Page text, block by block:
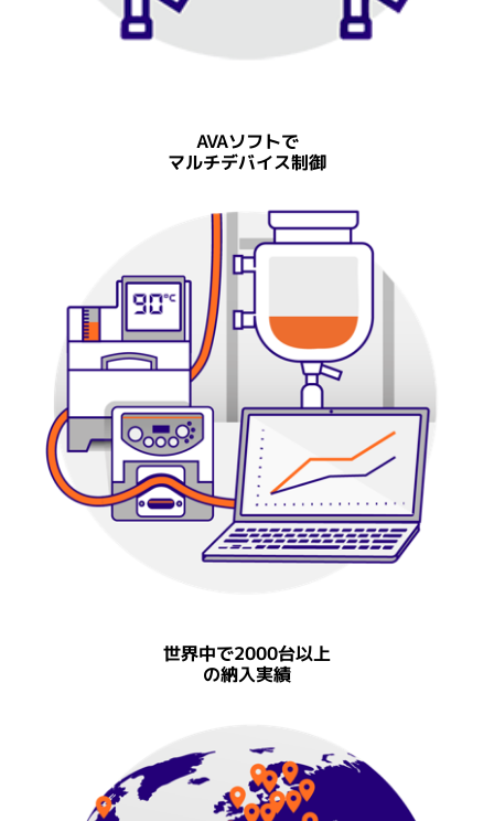
AVAソフトで
マルチデバイス制御
世界中で2000台以上
の納入実績